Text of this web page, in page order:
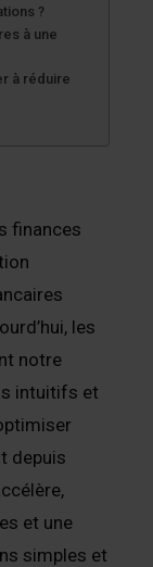
?
à une
à réduire
finances
les
notre
intuitifs et
depuis
et une
simples et